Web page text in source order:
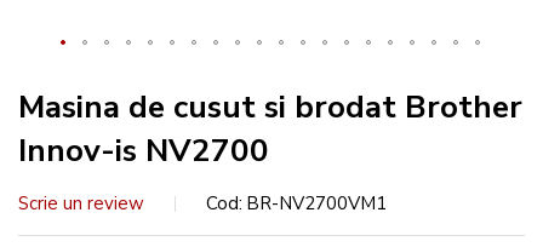
Masina de cusut si brodat Brother
Innov-is NV2700
Scrie un review Cod BR-NV2700VM1